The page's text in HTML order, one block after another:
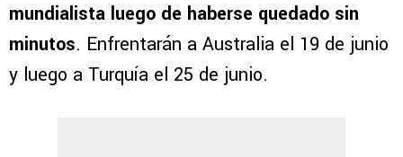
mundialista luego de haberse quedado sin
minutos. Enfrentarán a Australia el 19 de junio
y luego a Turquía el 25 de junio.